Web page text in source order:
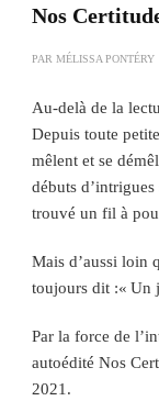
Nos
PAR MÉLISSA PONTÉRY
Au-delà de la
Depuis toute
mêlent et se
débuts
trouvé un fil à
Mais d’aussi loin
toujours dit :« Un
Par la force de
autoédité Nos
2021.